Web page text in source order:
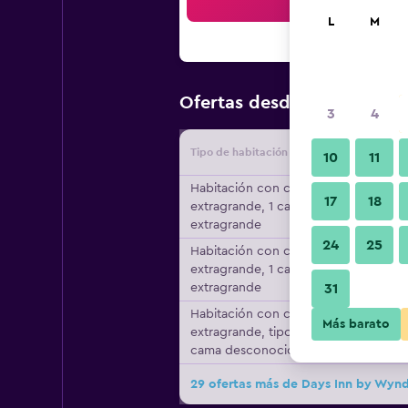
Ofertas desde Oferta
Tipo de habitación
Habitación con cama
extragrande, 1 cama
extragrande
Habitación con cama
extragrande, 1 cama
extragrande
Habitación con cama
extragrande, tipo de
cama desconocido
29 ofertas más de Days Inn by
L M
3 4
10 11
17 18
24 25
31
Más barato